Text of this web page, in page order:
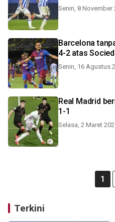
Senin, 8 November
Barcelona
4-2 atas
Senin, 16 Agustus
Real Madrid
1-1
Selasa, 2 Maret
1
Terkini